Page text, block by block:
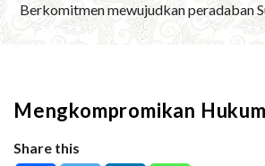
Berkomitmen mewujudkan peradaban
Mengkompromikan
Share this